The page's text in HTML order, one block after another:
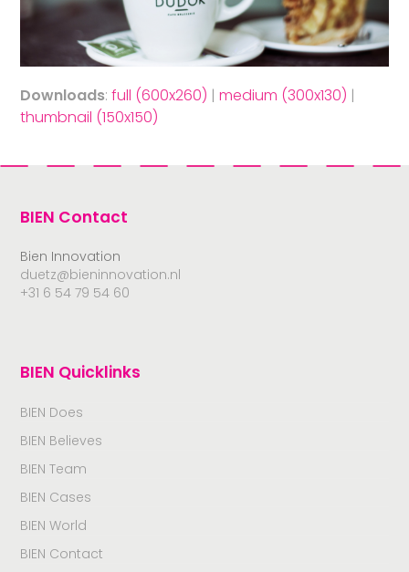
Downloads:full (600x260) |medium (300x130) |
thumbnail (150x150)
BIEN Contact
Bien Innovation
duetz@bieninnovation.nl
+31 6 54 79 54 60
BIEN Quicklinks
BIEN Does
BIEN Believes
BIEN Team
BIEN Cases
BIEN World
BIEN Contact